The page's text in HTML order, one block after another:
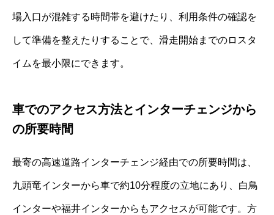
場入口が混雑する時間帯を避けたり、利用条件の確認を
して準備を整えたりすることで、滑走開始までのロスタ
イムを最小限にできます。
車でのアクセス方法とインターチェンジから
の所要時間
最寄の高速道路インターチェンジ経由での所要時間は、
九頭竜インターから車で約10分程度の立地にあり、白鳥
インターや福井インターからもアクセスが可能です。方